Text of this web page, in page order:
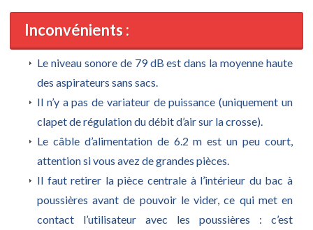
Inconvénients :
Le niveau sonore de 79 dB est dans la moyenne haute
des aspirateurs sans sacs.
Il n’y a pas de variateur de puissance (uniquement un
clapet de régulation du débit d’air sur la crosse).
Le câble d’alimentation de 6.2 m est un peu court,
attention si vous avez de grandes pièces.
Il faut retirer la pièce centrale à l’intérieur du bac à
poussières avant de pouvoir le vider, ce qui met en
contact l’utilisateur avec les poussières : c’est